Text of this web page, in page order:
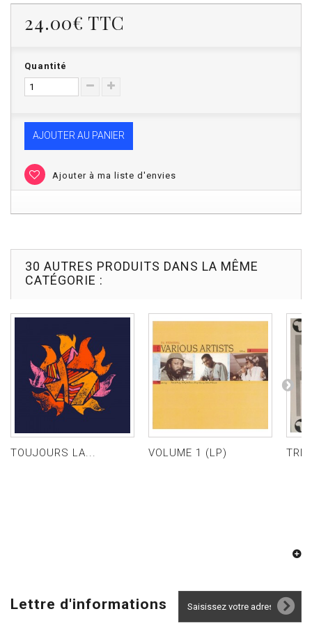
24.00€ TTC
Quantité
AJOUTER AU PANIER
Ajouter à ma liste d'envies
30 AUTRES PRODUITS DANS LA MÊME
CATÉGORIE :
TOUJOURS LA... VOLUME 1 (LP)
Lettre d'informations